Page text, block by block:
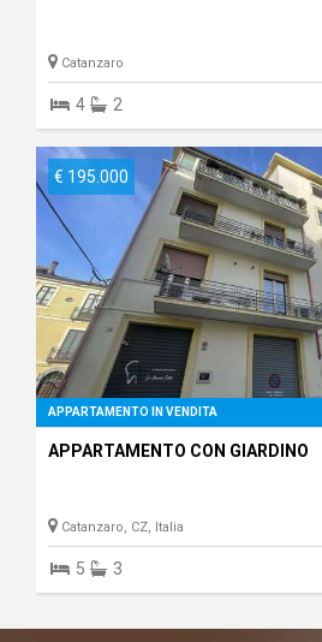
Catanzaro
4 2
€ 195.000
APPARTAMENTO IN VENDITA
APPARTAMENTO CON GIARDINO
Catanzaro, CZ, Italia
5 3